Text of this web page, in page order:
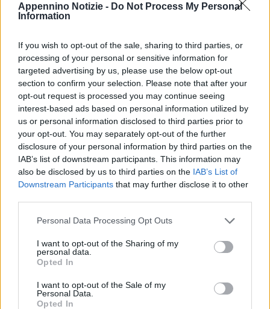
Appennino Notizie - Do Not Process My Personal
Information
If you wish to opt-out of the sale, sharing to third parties, or
processing of your personal or sensitive information for
targeted advertising by us, please use the below opt-out
section to confirm your selection. Please note that after your
opt-out request is processed you may continue seeing
interest-based ads based on personal information utilized by
us or personal information disclosed to third parties prior to
your opt-out. You may separately opt-out of the further
disclosure of your personal information by third parties on the
IAB’s list of downstream participants. This information may
also be disclosed by us to third parties on the IAB’s List of
Downstream Participants that may further disclose it to other
Personal Data Processing Opt Outs
I want to opt-out of the Sharing of my
personal data.
Opted In
I want to opt-out of the Sale of my
Personal Data.
Opted In
da Kabul ci riempiono di angoscia e di amarezza. L’Occidente
non può limitarsi ad assistere rassegnato al trionfo dei suoi
nemici, dell’integralismo islamico che sta riportando l’Afganistan
ai periodi più oscuri della sua storia”. Lo dice il presidente di
Forza Italia, Silvio Berlusconi. “Vent’anni di sacrifici e di sangue
versato – ha aggiunto – per garantire a quel grande Paese
stabilità e sicurezza sono vanificati da un disimpegno che si è
rivelato frettoloso e non preparato. Naturalmente dopo la
decisione americana di ritirarsi, decisa dall’amministrazione
Trump e confermata da quella Biden, non c’era alcuna possibilità
per gli altri paesi, come l’Italia, di rimanere. Anzi dobbiamo dire
ancora una volta grazie ai nostri soldati, ai nostri diplomatici, a
hanno gestito la presenza italiana in questo ventennio ed anche
quest’ultima fase drammatica. Mai come ora l’Occidente avrebbe
bisogno di una leadership esperta ed autorevole, in grado di dare
una risposta non rassegnata a quello che sta accadendo. Questo